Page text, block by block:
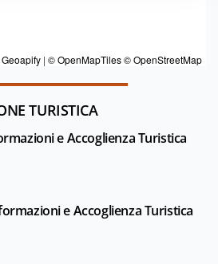
1
Geoapify | © OpenMapTiles© OpenStreetMap
TURISTICA
e Accoglienza Turistica
e Accoglienza Turistica